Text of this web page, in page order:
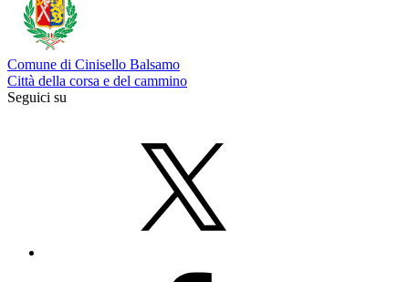
Comune di Cinisello Balsamo
Città della corsa e del cammino
Seguici su